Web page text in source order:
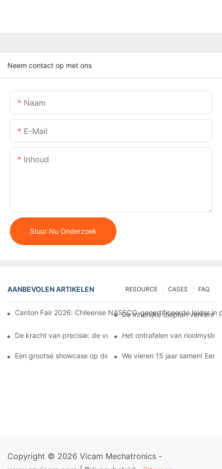
Neem contact op met ons
Naam
E-Mail
Inhoud
Stuur Nu Onderzoek
AANBEVOLEN ARTIKELEN FAQ
CASES
RESOURCE
Canton Fair 2026: Chileense NASSCO-gecertificeerde leider
De innerlijke diepten
De kracht van precisie: de verborgen geheimen onthullen met
Het ontrafelen van
Een grootse showcase op de Chengdu International Pipeline
We vieren 15 jaar samen! Een
Copyright © 2026 Vicam Mechatronics -